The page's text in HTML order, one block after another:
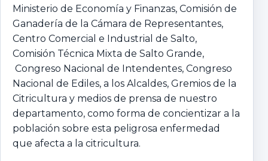
Ministerio de Economía y Finanzas, Comisión de
Ganadería de la Cámara de Representantes,
Centro Comercial e Industrial de Salto,
Comisión Técnica Mixta de Salto Grande,
Congreso Nacional de Intendentes, Congreso
Nacional de Ediles, a los Alcaldes, Gremios de la
Citricultura y medios de prensa de nuestro
departamento, como forma de concientizar a la
población sobre esta peligrosa enfermedad
que afecta a la citricultura.